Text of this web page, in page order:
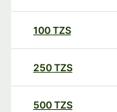
100TZS
250TZS
500TZS